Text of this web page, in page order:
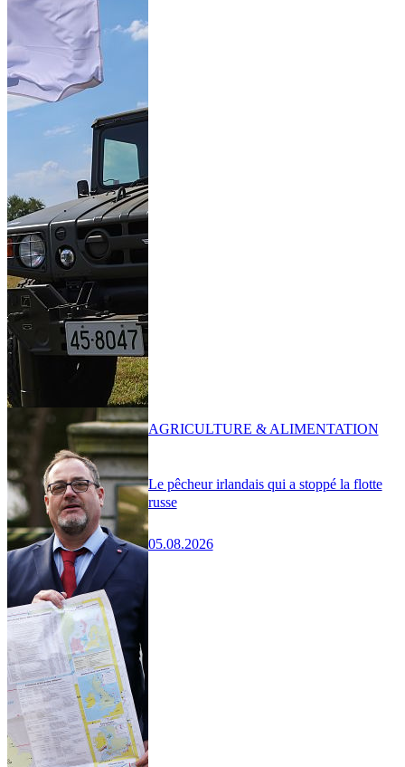
Le pêcheur irlandais qui a stoppé la flotte
russe
05.08.2026
AGRICULTURE & ALIMENTATION